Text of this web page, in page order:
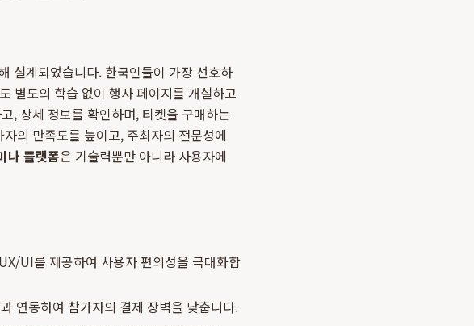
설계되었습니다. 한국인들이 가장 선호하
별도의 학습 없이 행사 페이지를 개설하고
, 상세 정보를 확인하며, 티켓을 구매하는
의 만족도를 높이고, 주최자의 전문성에
나 플랫폼은 기술력뿐만 아니라 사용자에
UI를 제공하여 사용자 편의성을 극대화합
연동하여 참가자의 결제 장벽을 낮춥니다.